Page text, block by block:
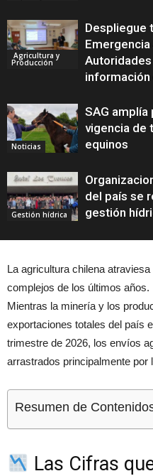
Agricultura y
Producción
Despliegue
información
Noticias
SAG amplía
vigencia de
equinos
Gestión hídrica
del país se
gestión
La agricultura chilena
complejos de los últimos años.
Mientras la minería y los
exportaciones totales del país
trimestre de 2026, los envíos
arrastrados principalmente
Resumen de
Las Cifras